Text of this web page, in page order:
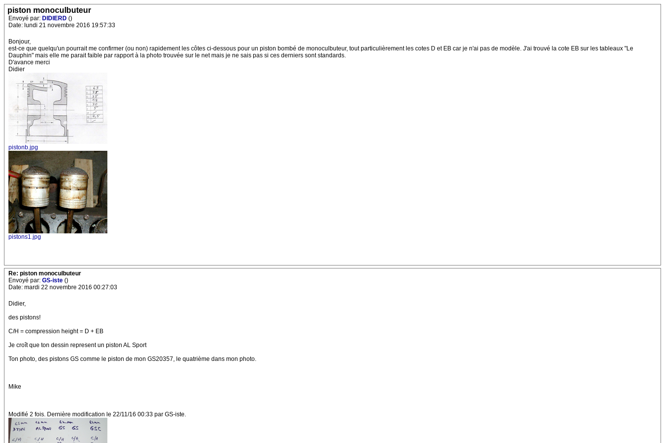
piston monoculbuteur
Envoyé par: DIDIERD ()
Date: lundi 21 novembre 2016 19:57:33
Bonjour,
est-ce que quelqu'un pourrait me confirmer (ou non) rapidement les côtes ci-dessous pour un piston bombé de monoculbuteur, tout particulièrement les cotes D et EB car je n'ai pas de modèle. J'ai trouvé la cote EB sur les tableaux "Le
Dauphin" mais elle me parait faible par rapport à la photo trouvée sur le net mais je ne sais pas si ces derniers sont standards.
D'avance merci
Didier
pistonb.jpg
pistons1.jpg
Re: piston monoculbuteur
Envoyé par: GS-iste ()
Date: mardi 22 novembre 2016 00:27:03
Didier,
des pistons!
C/H = compression height = D + EB
Je croît que ton dessin represent un piston AL Sport
Ton photo, des pistons GS comme le piston de mon GS20357, le quatrième dans mon photo.
Mike
Modifié 2 fois. Dernière modification le 22/11/16 00:33 par GS-iste.